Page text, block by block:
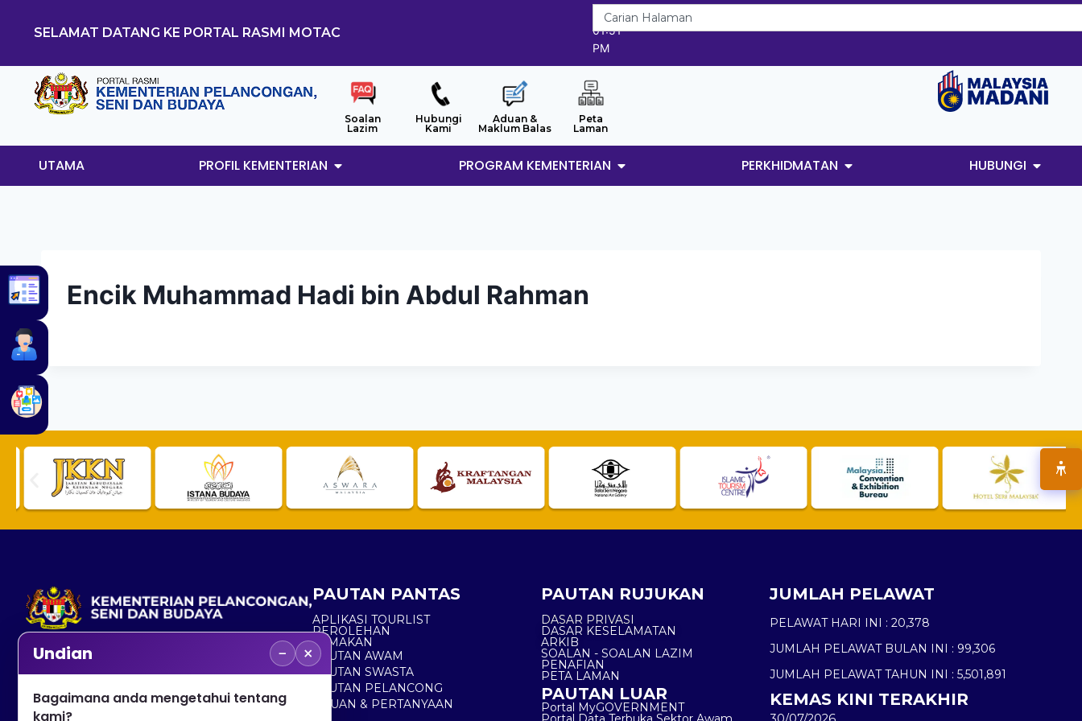
SELAMAT DATANG KE PORTAL RASMI MOTAC
6/8/2026
01:51
PM
Soalan
Lazim
Hubungi
Kami
Aduan &
Maklum Balas
Peta
Laman
UTAMA PROFIL KEMENTERIAN PROGRAM KEMENTERIAN PERKHIDMATAN HUBUNGI
Encik Muhammad Hadi bin Abdul Rahman
No. 2, Menara 1, Jalan P5/6, Presint 5,
+603 8000 8000
PAUTAN PANTAS
APLIKASI TOURLIST
PEROLEHAN
SEMAKAN
PAUTAN AWAM
PAUTAN SWASTA
PAUTAN PELANCONG
ADUAN & PERTANYAAN
PAUTAN RUJUKAN
DASAR PRIVASI
DASAR KESELAMATAN
ARKIB
SOALAN - SOALAN LAZIM
PENAFIAN
PETA LAMAN
PAUTAN LUAR
Portal MyGOVERNMENT
JUMLAH PELAWAT
PELAWAT HARI INI : 20,378
JUMLAH PELAWAT BULAN INI : 99,306
JUMLAH PELAWAT TAHUN INI : 5,501,891
KEMAS KINI TERAKHIR
Undian − ×
Bagaimana anda mengetahui tentang
kami?